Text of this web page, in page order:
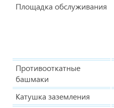
Площадка обслуживания
Противооткатные
башмаки
Катушка заземления